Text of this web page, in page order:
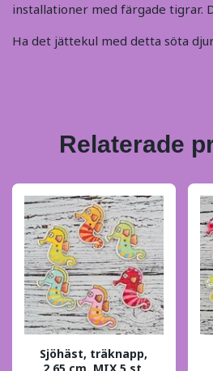
installationer med färgade tigrar.
Ha det jättekul med detta söta
Relaterade
Sjöhäst, träknapp,